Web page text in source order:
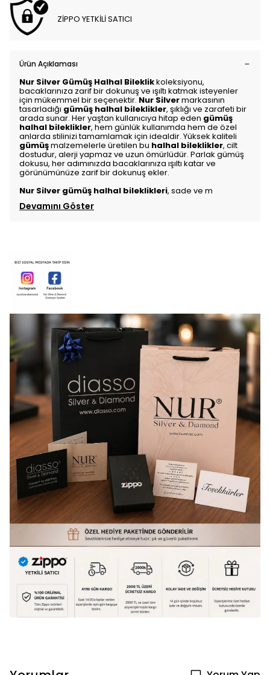
ZİPPO YETKİLİ SATICI
Ürün Açıklaması
Nur Silver Gümüş Halhal Bileklikkoleksiyonu,
bacaklarınıza zarif bir dokunuş ve ışıltı katmak isteyenler
için mükemmel bir seçenektir.Nur Silvermarkasının
tasarladığı gümüş halhal bileklikler, şıklığı ve zarafeti bir
arada sunar. Her yaştan kullanıcıya hitap eden gümüş
halhal bileklikler, hem günlük kullanımda hem de özel
anlarda stilinizi tamamlamak için idealdir. Yüksek kaliteli
gümüşmalzemelerle üretilen bu halhal bileklikler, cilt
dostudur, alerji yapmaz ve uzun ömürlüdür. Parlak gümüş
dokusu, her adımınızda bacaklarınıza ışıltı katar ve
görünümünüze zarif bir dokunuş ekler.
Nur Silver gümüş halhal bileklikleri, sade ve m
Devamını Göster